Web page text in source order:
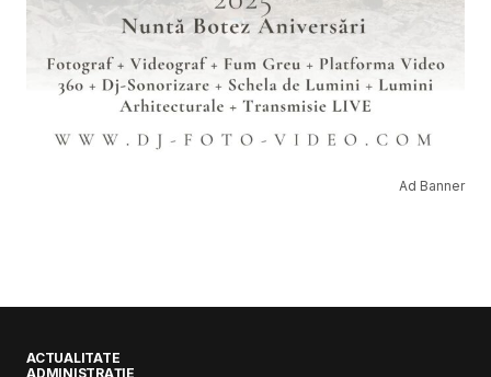
Ad Banner
ACTUALITATE
ADMINISTRAȚIE